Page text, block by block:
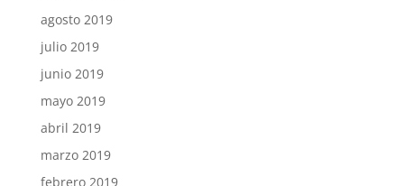
agosto 2019
julio 2019
junio 2019
mayo 2019
abril 2019
marzo 2019
febrero 2019